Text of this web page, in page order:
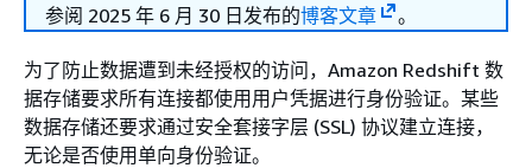
参阅 2025 年 6 月 30 日发布的博客文章 。
为了防止数据遭到未经授权的访问，Amazon Redshift 数
据存储要求所有连接都使用用户凭据进行身份验证。某些
数据存储还要求通过安全套接字层 (SSL) 协议建立连接，
无论是否使用单向身份验证。